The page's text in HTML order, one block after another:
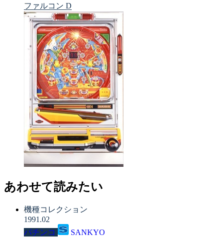
ファルコン D
あわせて読みたい
機種コレクション
1991.02
パチンコ
SANKYO